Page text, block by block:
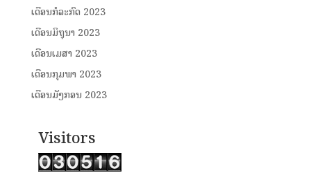
ເດືອນກໍລະກົດ 2023
ເດືອນມິຖຸນາ 2023
ເດືອນເມສາ 2023
ເດືອນກຸມພາ 2023
ເດືອນມັງກອນ 2023
Visitors